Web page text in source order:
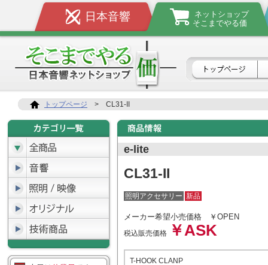
日本音響
ネットショップ
そこまでやる価
トップページ > CL31-II
e-lite
CL31-II
照明アクセサリー 新品
メーカー希望小売価格 ￥OPEN
税込販売価格 ￥ASK
T-HOOK CLANP